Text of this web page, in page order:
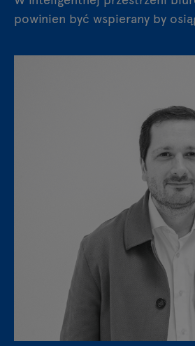
powinien być wspierany by